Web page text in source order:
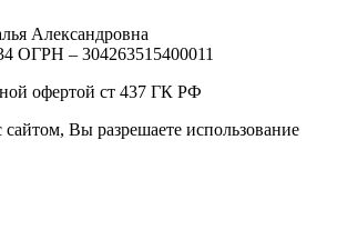
Александровна
ОГРН – 304263515400011
офертой ст 437 ГК РФ
Вы разрешаете использование